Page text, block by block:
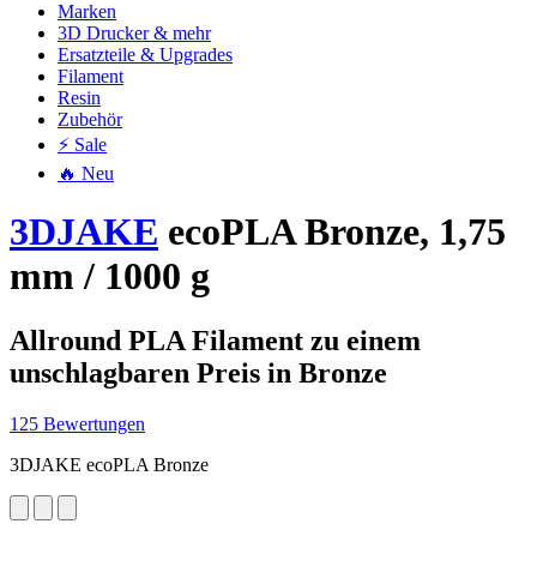
Marken
3D Drucker & mehr
Ersatzteile & Upgrades
Filament
Resin
Zubehör
⚡ Sale
🔥 Neu
3DJAKE ecoPLA Bronze, 1,75
mm / 1000 g
Allround PLA Filament zu einem
unschlagbaren Preis in Bronze
125 Bewertungen
3DJAKE ecoPLA Bronze